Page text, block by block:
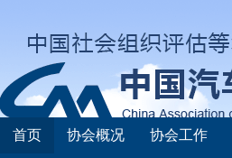
首页 协会概况 协会工作